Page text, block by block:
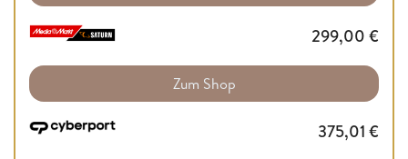
299,00 €
Zum Shop
375,01 €